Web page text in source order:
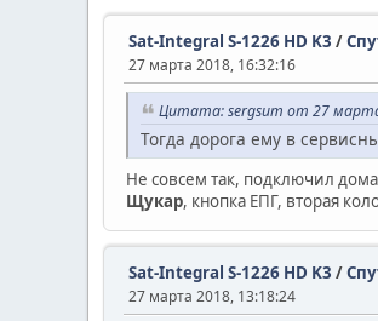
Sat-Integral S-1226 HD K3 /
27 марта 2018, 16:32:16
Цитата: sergsum от 27
Тогда дорога ему в
Не совсем так, подключил
Щукар, кнопка ЕПГ, вторая
Sat-Integral S-1226 HD K3 /
27 марта 2018, 13:18:24